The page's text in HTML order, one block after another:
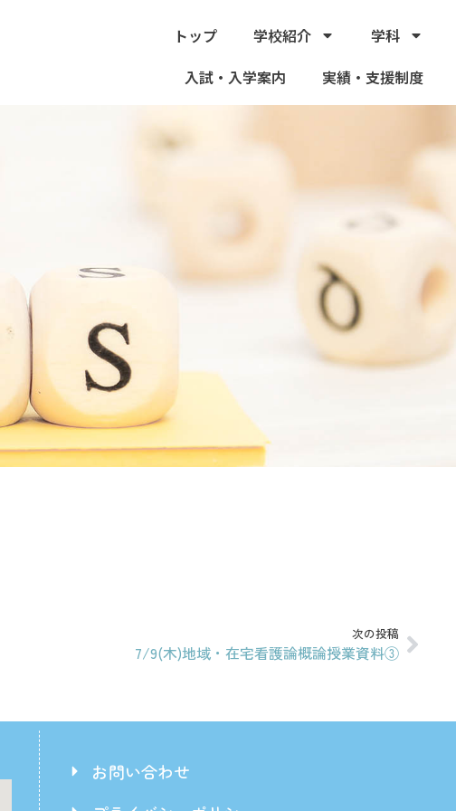
トップ 学校紹介
学科
入試・入学案内
実績・支援制度
次の投稿
7/9(木)地域・在宅看護論概論授業資料③
お問い合わせ